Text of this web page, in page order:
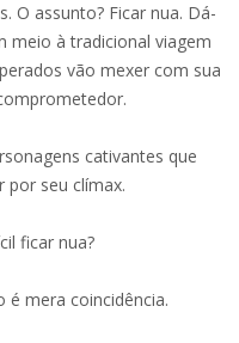
O assunto? Ficar nua. Dá-
meio à tradicional viagem
vão mexer com sua
cativantes que
por seu clímax.
ficar nua?
é mera coincidência.